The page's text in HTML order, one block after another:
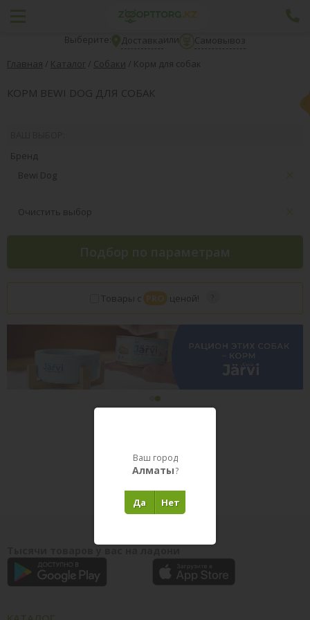
Выберите: Доставкаили
Самовывоз
Главная / Каталог / Собаки / Корм для собак
КОРМ BEWI DOG ДЛЯ СОБАК
Бренд
Bewi Dog
Очистить выбор
Подбор по параметрам
Товары с PRO ценой!
Товары в пути
Ваш город
Алматы?
Нет
Да